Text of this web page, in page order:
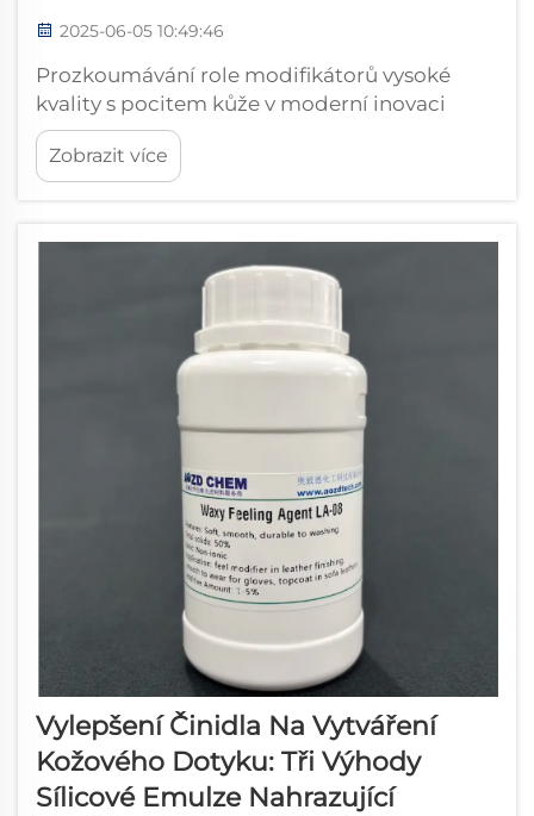
2025-06-05 10:49:46
Prozkoumávání role modifikátorů vysoké
kvality s pocitem kůže v moderní inovaci
materiálů. Modifikátory s pocitem kůže
vysoké kvality jsou klíčovými součástmi při
vývoji luxusní kůže a syntetických materiálů. S
ohledně měkkosti, nat...
Zobrazit více
Vylepšení Činidla Na Vytváření
Kožového Dotyku: Tři Výhody
Sílicové Emulze Nahrazující